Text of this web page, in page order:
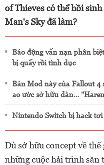
of Thieves có thể hồi
Man's Sky đã làm?
Báo động vấn nạn phân
bị quấy rồi tình dục
Bản Mod này của Fallout 4
ao ước sở hữu dàn...
Nintendo Switch bị hack
Dù sở hữu concept về
những cuộc hải trình